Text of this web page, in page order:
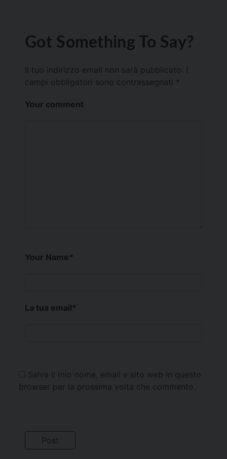
Got Something To Say?
Il tuo indirizzo email non sarà pubblicato.
campi obbligatori sono contrassegnati *
Your comment
Your Name*
La tua email*
Salva il mio nome, email e sito web in questo
browser per la prossima volta che commento.